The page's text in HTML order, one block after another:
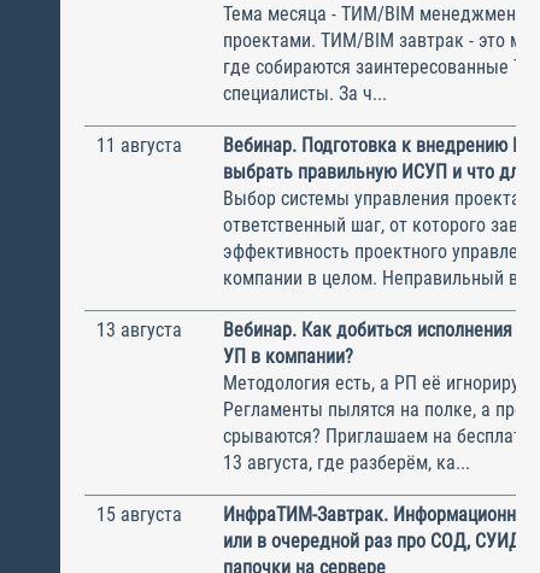
Тема месяца - ТИМ/BIM менеджмент и
проектами. ТИМ/BIM завтрак - это
где собираются заинтересованные
специалисты. За ч...
11 августа
Вебинар. Подготовка к внедрению
выбрать правильную ИСУП и что для
Выбор системы управления
ответственный шаг, от которого
эффективность проектного
компании в целом. Неправильный
13 августа
Вебинар. Как добиться исполнения
УП в компании?
Методология есть, а РП её
Регламенты пылятся на полке, а
срываются? Приглашаем на
13 августа, где разберём, ка...
15 августа
ИнфраТИМ-Завтрак.
или в очередной раз про СОД, СУИД и
папочки на сервере